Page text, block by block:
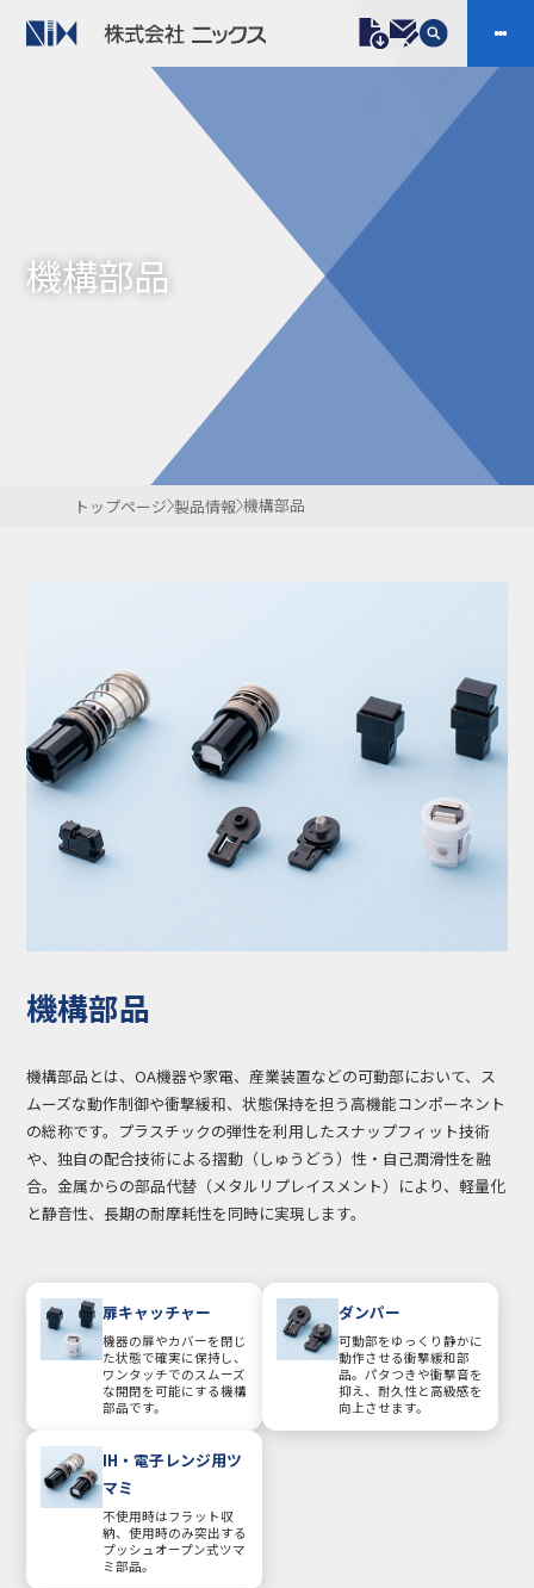
プラスチックファスナー 機構部品
ケーブルマーカー
樹脂継手、配管施工
防虫忌避製品ARINIX
プリント基板実装関連
会社案内
IR
お問い合わせ 開発・導入実績
よくあるご質問
利用規約
個人情報保護方
針
機構部品
トップページ 製品情報 機構部品
機構部品
機構部品とは、OA機器や家電、産業装置などの可動部において、ス
ムーズな動作制御や衝撃緩和、状態保持を担う高機能コンポーネント
の総称です。プラスチックの弾性を利用したスナップフィット技術
や、独自の配合技術による摺動（しゅうどう）性・自己潤滑性を融
合。金属からの部品代替（メタルリプレイスメント）により、軽量化
と静音性、長期の耐摩耗性を同時に実現します。
扉キャッチャー
機器の扉やカバーを閉じ
た状態で確実に保持し、
ワンタッチでのスムーズ
な開閉を可能にする機構
部品です。
ダンパー
可動部をゆっくり静かに
動作させる衝撃緩和部
品。パタつきや衝撃音を
抑え、耐久性と高級感を
向上させます。
IH・電子レンジ用ツ
マミ
不使用時はフラット収
納、使用時のみ突出する
プッシュオープン式ツマ
ミ部品。